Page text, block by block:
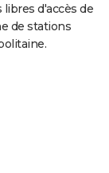
d'accès de
de stations